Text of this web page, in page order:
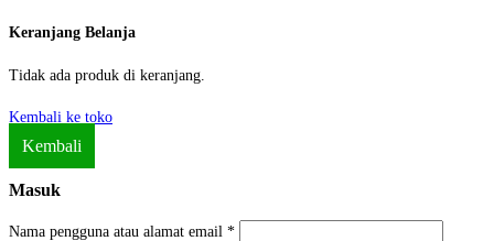
Keranjang Belanja
Tidak ada produk di keranjang.
Kembali ke toko
Kembali
Masuk
Nama pengguna atau alamat email *